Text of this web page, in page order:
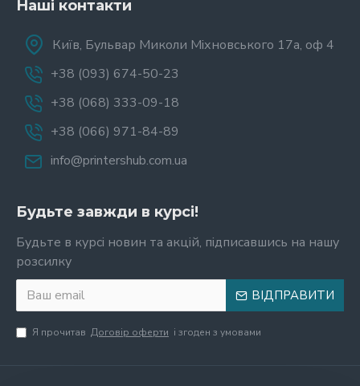
Наші контакти
Київ, Бульвар Миколи Міхновського 17а, оф 4
+38 (093) 674-50-23
+38 (068) 333-09-18
+38 (066) 971-84-89
info@printershub.com.ua
Будьте завжди в курсі!
Будьте в курсі новин та акцій, підписавшись на нашу
розсилку
ВІДПРАВИТИ
Я прочитав Договір оферти і згоден з умовами